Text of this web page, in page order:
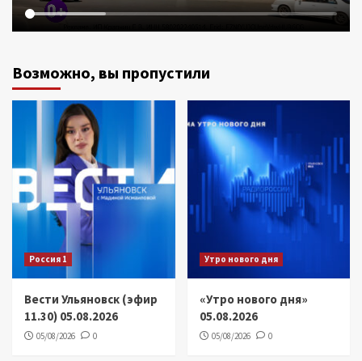
Возможно, вы пропустили
Россия 1
Вести Ульяновск (эфир
11.30) 05.08.2026
05/08/2026 0
Утро нового дня
«Утро нового дня»
05.08.2026
05/08/2026 0